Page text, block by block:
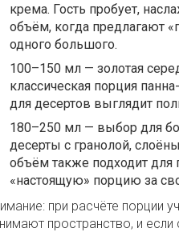
крема. Гость пробует,
объём, когда предлагают
одного большого.
100–150 мл — золотая
классическая порция
для десертов выглядит
180–250 мл — выбор для
десерты с гранолой,
объём также подходит для
«настоящую» порцию за
при расчёте порции
пространство, и если